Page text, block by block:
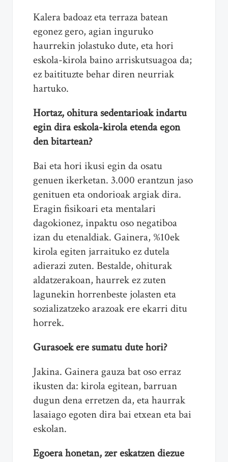
Kalera badoaz eta terraza batean
egonez gero, agian inguruko
haurrekin jolastuko dute, eta hori
eskola-kirola baino arriskutsuagoa da;
ez baitituzte behar diren neurriak
hartuko.
Hortaz, ohitura sedentarioak indartu
egin dira eskola-kirola etenda egon
den bitartean?
Bai eta hori ikusi egin da osatu
genuen ikerketan. 3.000 erantzun jaso
genituen eta ondorioak argiak dira.
Eragin fisikoari eta mentalari
dagokionez, inpaktu oso negatiboa
izan du etenaldiak. Gainera, %10ek
kirola egiten jarraituko ez dutela
adierazi zuten. Bestalde, ohiturak
aldatzerakoan, haurrek ez zuten
lagunekin horrenbeste jolasten eta
sozializatzeko arazoak ere ekarri ditu
horrek.
Gurasoek ere sumatu dute hori?
Jakina. Gainera gauza bat oso erraz
ikusten da: kirola egitean, barruan
dugun dena erretzen da, eta haurrak
lasaiago egoten dira bai etxean eta bai
eskolan.
Egoera honetan, zer eskatzen diezue